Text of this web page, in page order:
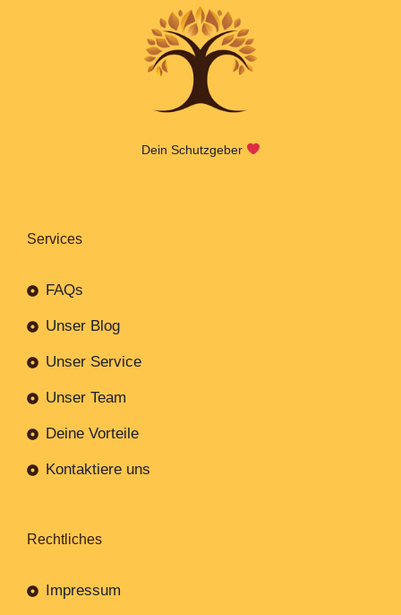
Dein Schutzgeber
Services
FAQs
Unser Blog
Unser Service
Unser Team
Deine Vorteile
Kontaktiere uns
Rechtliches
Impressum